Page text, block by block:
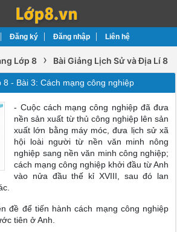
Đăng ký Đăng nhập Liên hệ
Lớp 8 › Bài Giảng Lịch Sử và Địa Lí 8
8 - Bài 3: Cách mạng công nghiệp
- Cuộc cách mạng công nghiệp đã đưa
nền sản xuất từ thủ công nghiệp lên sản
xuất lớn bằng máy móc, đưa lịch sử xã
hội loài người từ nền văn minh nông
nghiệp sang nền văn minh công nghiệp;
cách mạng công nghiệp khởi đầu từ Anh
vào nửa đầu thế kỉ XVIII, sau đó lan
đề để tiến hành cách mạng công nghiệp
tiên ở Anh.